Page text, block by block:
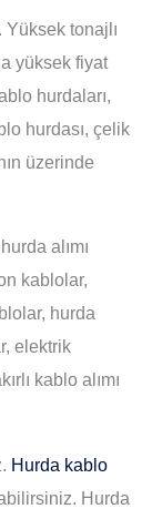
Yüksek tonajlı
yüksek fiyat
hurdaları,
hurdası, çelik
üzerinde
alımı
kablolar,
hurda
elektrik
kablo alımı
Hurda kablo
Hurda